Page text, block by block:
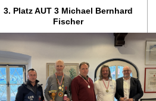
3. Platz AUT 3 Michael Bernhard
Fischer